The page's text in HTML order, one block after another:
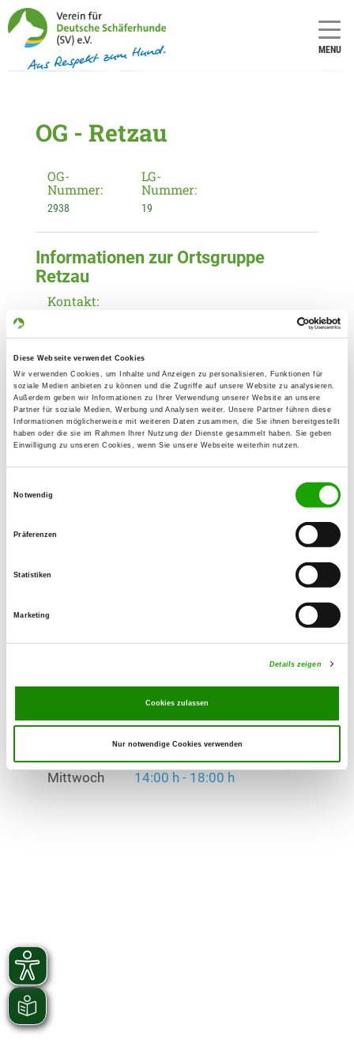
Diese Webseite verwendet Cookies
Wir verwenden Cookies, um Inhalte und Anzeigen zu personalisieren, Funktionen für
soziale Medien anbieten zu können und die Zugriffe auf unsere Website zu analysieren.
Außerdem geben wir Informationen zu Ihrer Verwendung unserer Website an unsere
Partner für soziale Medien, Werbung und Analysen weiter. Unsere Partner führen diese
Informationen möglicherweise mit weiteren Daten zusammen, die Sie ihnen bereitgestellt
haben oder die sie im Rahmen Ihrer Nutzung der Dienste gesammelt haben. Sie geben
Einwilligung zu unseren Cookies, wenn Sie unsere Webseite weiterhin nutzen.
Notwendig
Präferenzen
Statistiken
Marketing
Details zeigen
Cookies zulassen
Nur notwendige Cookies verwenden
MENU
OG - Retzau
OG-
Nummer:
2938
LG-
Nummer:
19
Informationen zur Ortsgruppe
Retzau
Kontakt:
Hauptstr. 13
06772 Gräfenhainichen
Übungsplatz:
Fürst-Franz-Str. 48
06779 Retzau
Handy:
0151 15723343
E-Mail:
Welpenspielstunde, Faehrte, Unterordnung,
Mittwoch 16:00 h - 21:00 h
Übungszeiten im Winter:
14:00 h - 18:00 h
Mittwoch 14:00 h - 18:00 h